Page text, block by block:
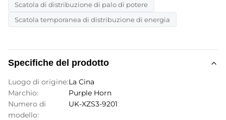
Scatola di distribuzione di palo di potere
Scatola temporanea di distribuzione di energia
Specifiche del prodotto
Luogo di origine:La Cina
Marchio:
Purple Horn
Numero di
modello:
UK-XZS3-9201